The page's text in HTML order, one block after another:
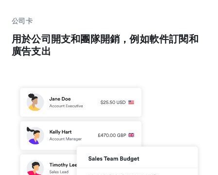
公司卡
用於公司開支和團隊開銷，例如軟件訂閱和
廣告支出